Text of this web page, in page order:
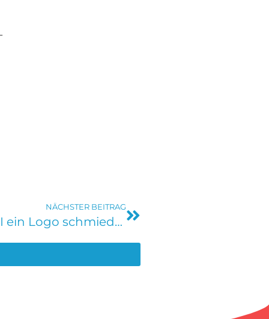
NÄCHSTER BEITRAG
Kreativität aus der Kiste: Wenn KI ein Logo schmiedet